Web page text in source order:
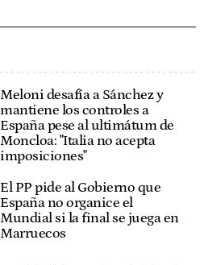
Meloni desafía a Sánchez y
mantiene los controles a
España pese al ultimátum de
Moncloa: "Italia no acepta
imposiciones"
El PP pide al Gobierno que
España no organice el
Mundial si la final se juega en
Marruecos